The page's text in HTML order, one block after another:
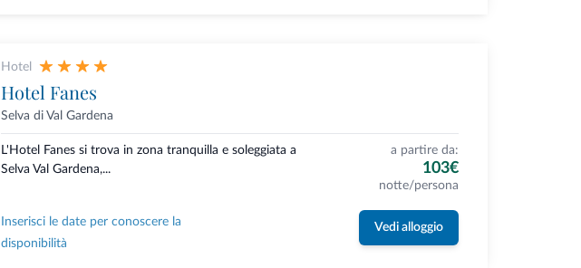
Hotel
Hotel Fanes
Selva di Val Gardena
L'Hotel Fanes si trova in zona tranquilla e soleggiata a
Selva Val Gardena,...
a partire da:
103€
notte/persona
Inserisci le date per conoscere la
disponibilità
Vedi alloggio